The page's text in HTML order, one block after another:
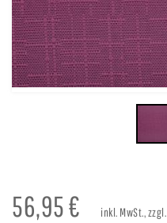
56,95€ inkl. MwSt., zzgl.